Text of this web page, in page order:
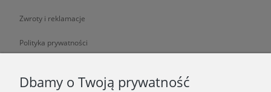
Zwroty i reklamacje
Polityka prywatności
O NAS
Dbamy o Twoją prywatność